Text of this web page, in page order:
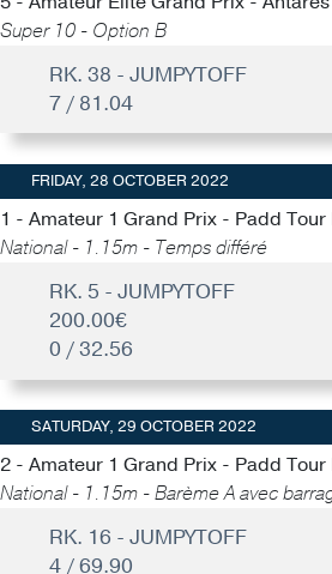
Super 10 - Option B
RK. 38 - JUMPYTOFF
7 / 81.04
FRIDAY, 28 OCTOBER 2022
1 - Amateur 1 Grand Prix - Padd
National - 1.15m - Temps différé
RK. 5 - JUMPYTOFF
200.00€
0 / 32.56
SATURDAY, 29 OCTOBER 2022
2 - Amateur 1 Grand Prix - Padd Tour
National - 1.15m - Barème A avec
RK. 16 - JUMPYTOFF
4 / 69.90